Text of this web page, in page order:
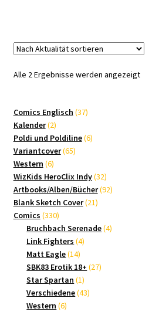
Alle 2 Ergebnisse werden angezeigtNach
Comics Englisch 3737
Kalender 22
Produkte
Poldi und Poldiline 66
Variantcover 6565
Western 66
Produkte
WizKids HeroClix Indy 3232
Produkte
Artbooks/Alben/Bücher 9292
Blank Sketch Cover 2121
Comics 330330
Produkte
Bruchbach Serenade 44
Link Fighters 44
Matt Eagle 1414
Produkte
SBK83 Erotik 18+ 2727
Star Spartan 11
Produkt
Verschiedene 4343
Western 66